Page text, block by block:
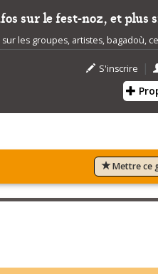
sur le fest-noz, et plus
les groupes, artistes, bagadoù,
S'inscrire |
Mettre ce